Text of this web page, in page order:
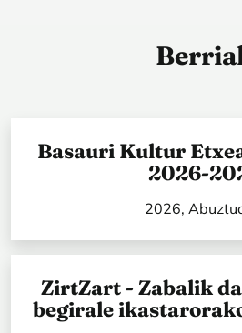
Basauri Kultur
2026-
2026,
ZirtZart - Zabalik
begirale